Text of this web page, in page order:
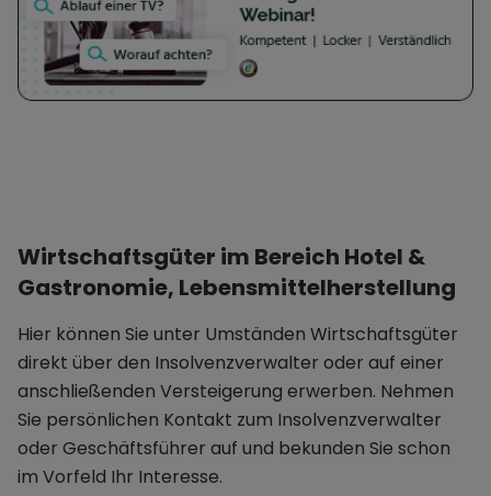
Wirtschaftsgüter im Bereich Hotel &
Gastronomie, Lebensmittelherstellung
Hier können Sie unter Umständen Wirtschaftsgüter
direkt über den Insolvenzverwalter oder auf einer
anschließenden Versteigerung erwerben. Nehmen
Sie persönlichen Kontakt zum Insolvenzverwalter
oder Geschäftsführer auf und bekunden Sie schon
im Vorfeld Ihr Interesse.